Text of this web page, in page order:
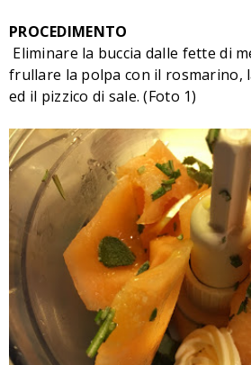
PROCEDIMENTO
Eliminare la buccia dalle fette di
frullare la polpa con il rosmarino,
ed il pizzico di sale. (Foto 1)